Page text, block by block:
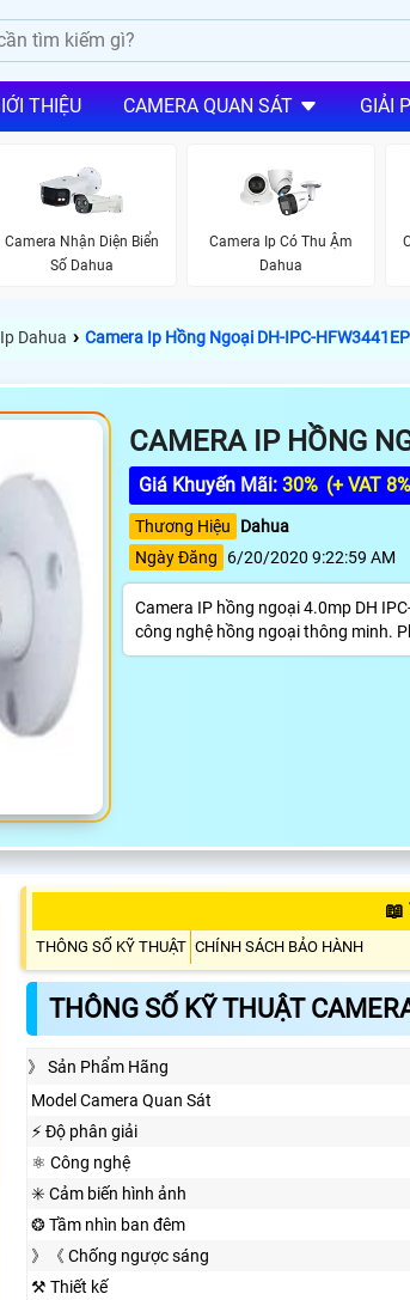
THIỆU CAMERA QUAN SÁT GIẢI
Camera Nhận Diện Biển
Số Dahua
Camera Ip Có Thu Ậm
Dahua
Dahua › Camera Ip Hồng Ngoại DH-IPC-
CAMERA IP HỒNG
Giá Khuyến Mãi: 30% (+ VAT
Thương Hiệu
Dahua
Ngày Đăng
6/20/2020 9:22:59 AM
Camera IP hồng ngoại 4.0mp DH
công nghệ hồng ngoại thông minh.
📖
THÔNG SỐ KỸ THUẬT CHÍNH SÁCH BẢO HÀNH
THÔNG SỐ KỸ THUẬT
》 Sản Phẩm Hãng
Model Camera Quan Sát
️⚡ Độ phân giải
⚛️ Công nghệ
✳️ Cảm biến hình ảnh
❂ Tầm nhìn ban đêm
》《 Chống ngược sáng
⚒ Thiết kế